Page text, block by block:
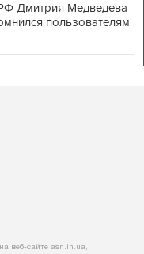
Дмитрия Медведева
пользователям
веб-сайте asn.in.ua,